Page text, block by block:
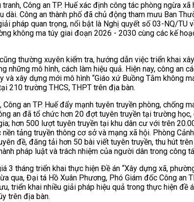
Công an TP. Huế xác định công tác phòng ngừa
dài. Công an thành phố đã chủ động tham mưu Ban
pháp quan trọng, nổi bật là Nghị quyết số 03-NQ/TU
không ma túy giai đoạn 2026 - 2030 cùng các kế
thường xuyên kiểm tra, hướng dẫn việc triển khai
những mô hình, cách làm hiệu quả. Hiện nay, công an
và xây dựng mới mô hình “Giáo xứ Buồng Tằm không
210 trường THCS, THPT trên địa bàn.
an TP. Huế đẩy mạnh tuyên truyền phòng, chống
an đã tổ chức hơn 20 đợt tuyên truyền tại trường
hơn 500 lượt tuyên truyền tại khu dân cư với trên
tảng truyền thông cơ sở và mạng xã hội. Phòng
đề, đăng tải hơn 50 bài viết tuyên truyền, thu hút
pháp luật và trách nhiệm của người dân trong công
3 tháng triển khai thực hiện Đề án “Xây dựng xã,
qua, Đại tá Hồ Xuân Phương, Phó Giám đốc Công an
triển khai nhiều giải pháp hiệu quả trong thực hiện đề
trên địa bàn.